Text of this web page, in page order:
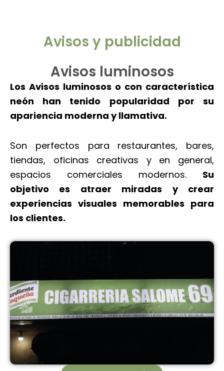
Avisos y publicidad
Avisos luminosos
Los Avisos luminosos o con característica
neón han tenido popularidad por su
apariencia moderna y llamativa.
Son perfectos para restaurantes, bares,
tiendas, oficinas creativas y en general,
espacios comerciales modernos. Su
objetivo es atraer miradas y crear
experiencias visuales memorables para
los clientes.